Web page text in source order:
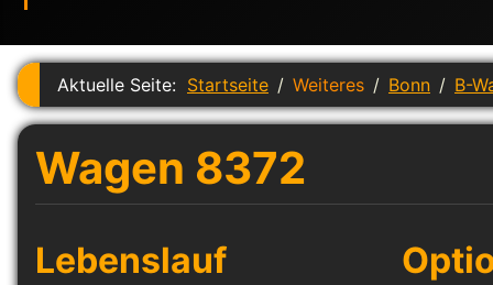
Aktuelle Seite: Startseite Weiteres Bonn B-
Wagen 8372
Lebenslauf